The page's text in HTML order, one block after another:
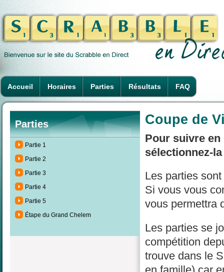
Accueil Horaires Parties Résultats FAQ
Parties
Partie 1
Partie 2
Partie 3
Partie 4
Partie 5
Étape du Grand Chelem
Coupe de
Pour suivre
sélectionnez-
Les parties
Si vous vous
vous permettra
Les parties se
compétition
trouve dans le